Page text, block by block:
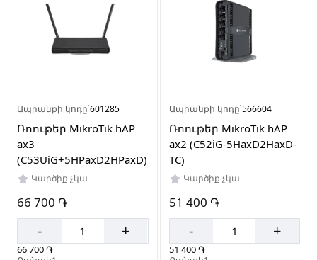
Ապրանքի կոդը՝601285
Ռոութեր MikroTik hAP
ax3
(C53UiG+5HPaxD2HPaxD)
Կարծիք չկա
66 700 ֏
- +
66 700 ֏
Ապրանքի կոդը՝566604
Ռոութեր MikroTik hAP
ax2 (C52iG-5HaxD2HaxD-
TC)
Կարծիք չկա
51 400 ֏
- +
51 400 ֏